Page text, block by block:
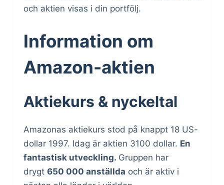
och aktien visas i din portfölj.
Information om
Amazon-aktien
Aktiekurs & nyckeltal
Amazonas aktiekurs stod på knappt 18 US-
dollar 1997. Idag är aktien 3100 dollar. En
fantastisk utveckling. Gruppen har
drygt 650 000 anställda och är aktiv i